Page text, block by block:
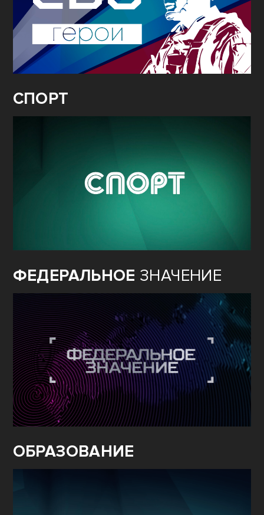
СПОРТ
ФЕДЕРАЛЬНОЕ ЗНАЧЕНИЕ
ОБРАЗОВАНИЕ